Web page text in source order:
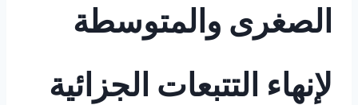
الصغرى والمتوسطة
لإنهاء التتبعات الجزائية